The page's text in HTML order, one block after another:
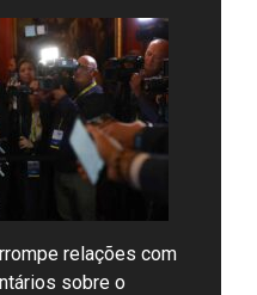
relações com
sobre o